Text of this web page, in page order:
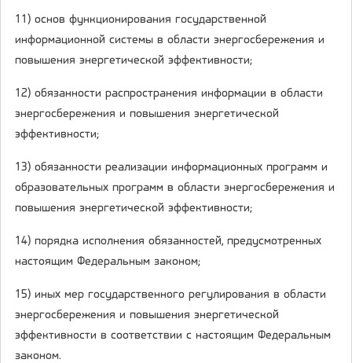
11) основ функционирования государственной
информационной системы в области энергосбережения и
повышения энергетической эффективности;
12) обязанности распространения информации в области
энергосбережения и повышения энергетической
эффективности;
13) обязанности реализации информационных программ и
образовательных программ в области энергосбережения и
повышения энергетической эффективности;
14) порядка исполнения обязанностей, предусмотренных
настоящим Федеральным законом;
15) иных мер государственного регулирования в области
энергосбережения и повышения энергетической
эффективности в соответствии с настоящим Федеральным
законом.